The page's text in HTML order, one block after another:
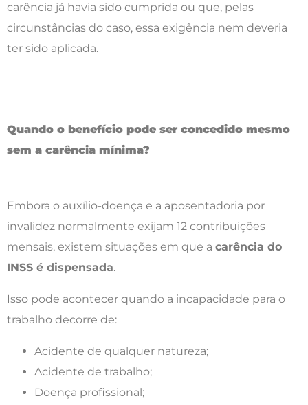
carência já havia sido cumprida ou que, pelas
circunstâncias do caso, essa exigência nem deveria
ter sido aplicada.
Quando o benefício pode ser concedido mesmo
sem a carência mínima?
Embora o auxílio-doença e a aposentadoria por
invalidez normalmente exijam 12 contribuições
mensais, existem situações em que a carência do
INSS é dispensada.
Isso pode acontecer quando a incapacidade para o
trabalho decorre de:
Acidente de qualquer natureza;
Acidente de trabalho;
Doença profissional;